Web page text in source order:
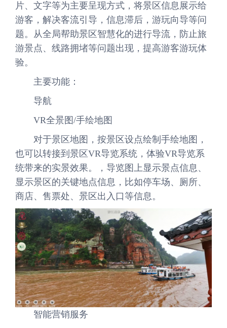
片、文字等为主要呈现方式，将景区信息展示给
游客，解决客流引导，信息滞后，游玩向导等问
题。从全局帮助景区智慧化的进行导流，防止旅
游景点、线路拥堵等问题出现，提高游客游玩体
验。
主要功能：
导航
VR全景图/手绘地图
对于景区地图，按景区设点绘制手绘地图，
也可以转接到景区VR导览系统，体验VR导览系
统带来的实景效果。，导览图上显示景点信息、
显示景区的关键地点信息，比如停车场、厕所、
商店、售票处、景区出入口等信息。
智能营销服务